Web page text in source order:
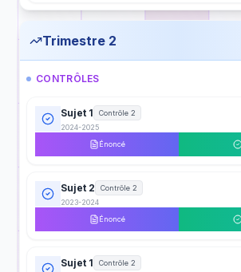
Trimestre 2
CONTRÔLES
Sujet 1
Contrôle 2
2024-2025
Énoncé
Sujet 2
Contrôle 2
2023-2024
Énoncé
Sujet 1
Contrôle 2